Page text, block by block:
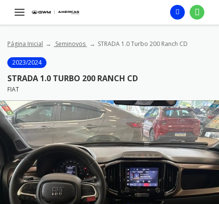
Página Inicial Seminovos STRADA 1.0 Turbo 200 Ranch CD
2023/2024
STRADA 1.0 TURBO 200 RANCH CD
FIAT